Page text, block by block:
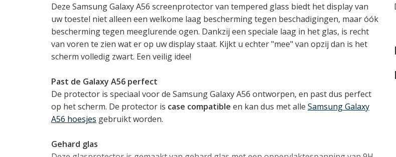
Deze Samsung Galaxy A56 screenprotector van tempered glass biedt het display van
uw toestel niet alleen een welkome laag bescherming tegen beschadigingen, maar óók
bescherming tegen meeglurende ogen. Dankzij een speciale laag in het glas, is recht
van voren te zien wat er op uw display staat. Kijkt u echter "mee" van opzij dan is het
scherm volledig zwart. Een veilig idee!
Past de Galaxy A56 perfect
De protector is speciaal voor de Samsung Galaxy A56 ontworpen, en past dus perfect
op het scherm. De protector is case compatible en kan dus met alle Samsung Galaxy
A56 hoesjes gebruikt worden.
Gehard glas